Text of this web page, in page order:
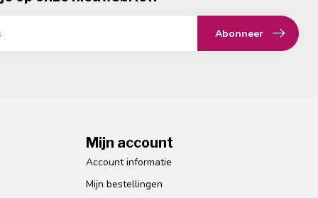
Abonneer
Mijn account
Account informatie
Mijn bestellingen